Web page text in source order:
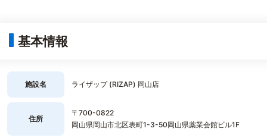
基本情報
施設名 ライザップ (RIZAP) 岡山店
住所
〒700-0822
岡山県岡山市北区表町1-3-50岡山県薬業会館ビル1F